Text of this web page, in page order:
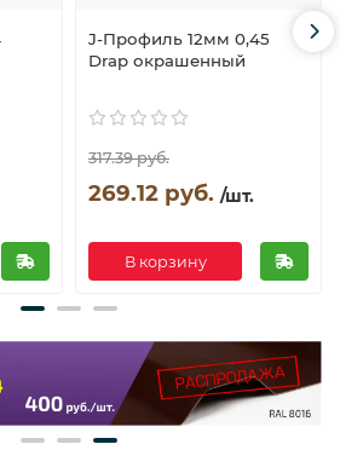
J-Профиль 12мм 0,45
Drap окрашенный
317.39 руб.
269.12 руб. /шт.
В корзину